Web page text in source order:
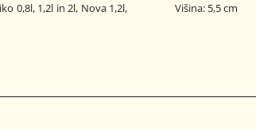
0,8l, 1,2l in 2l, Nova 1,2l,
Višina: 5,5 cm